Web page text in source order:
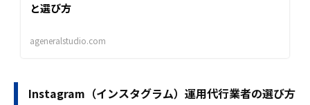
と選び方
ageneralstudio.com
Instagram（インスタグラム）運用代行業者の選び方